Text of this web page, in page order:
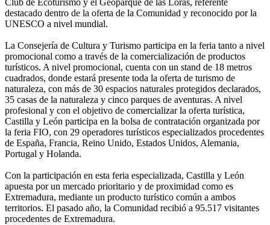
Club de Ecoturismo y el Geoparque de las Loras, referente
destacado dentro de la oferta de la Comunidad y reconocido por la
UNESCO a nivel mundial.
La Consejería de Cultura y Turismo participa en la feria tanto a nivel
promocional como a través de la comercialización de productos
turísticos. A nivel promocional, cuenta con un stand de 18 metros
cuadrados, donde estará presente toda la oferta de turismo de
naturaleza, con más de 30 espacios naturales protegidos declarados,
35 casas de la naturaleza y cinco parques de aventuras. A nivel
profesional y con el objetivo de comercializar la oferta turística,
Castilla y León participa en la bolsa de contratación organizada por
la feria FIO, con 29 operadores turísticos especializados procedentes
de España, Francia, Reino Unido, Estados Unidos, Alemania,
Portugal y Holanda.
Con la participación en esta feria especializada, Castilla y León
apuesta por un mercado prioritario y de proximidad como es
Extremadura, mediante un producto turístico común a ambos
territorios. El pasado año, la Comunidad recibió a 95.517 visitantes
procedentes de Extremadura.